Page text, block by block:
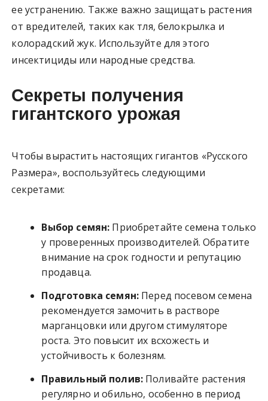
ее устранению. Также важно защищать растения
от вредителей, таких как тля, белокрылка и
колорадский жук. Используйте для этого
инсектициды или народные средства.
Секреты получения
гигантского урожая
Чтобы вырастить настоящих гигантов «Русского
Размера», воспользуйтесь следующими
секретами:
Выбор семян: Приобретайте семена только
у проверенных производителей. Обратите
внимание на срок годности и репутацию
продавца.
Подготовка семян: Перед посевом семена
рекомендуется замочить в растворе
марганцовки или другом стимуляторе
роста. Это повысит их всхожесть и
устойчивость к болезням.
Правильный полив: Поливайте растения
регулярно и обильно, особенно в период